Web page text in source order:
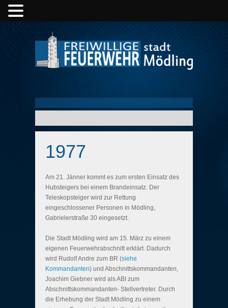
1977
Am 21. Jänner kommt es zum ersten Einsatz des
Hubsteigers bei einem Brandeinsatz. Der
Teleskopsteiger wird zur Rettung
eingeschlossener Personen in Mödling,
Gabrielerstraße 30 eingesetzt.
Die Stadt Mödling wird am 15. März zu einem
eigenen Feuerwehrabschnitt erklärt. Dadurch
wird Rudolf Andre zum BR (siehe
Kommandanten) und Abschnittskommandanten,
Joachim Giebner wird als ABI zum
Abschnittskommandanten- Stellvertreter. Durch
die Erhebung der Stadt Mödling zu einem